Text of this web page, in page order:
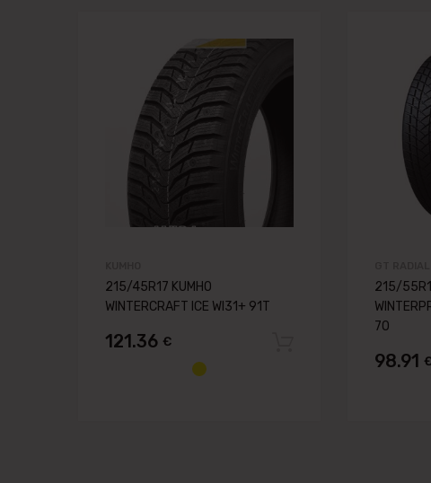
Pievienot salīdzināšanai
215/45R17 KUMHO
WINTERCRAFT ICE WI31+ 91T
121.36 €
215/
70
98.91